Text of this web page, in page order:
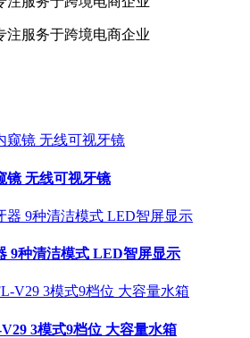
镜 无线可视牙镜
9种清洁模式 LED智屏显示
3模式9档位 大容量水箱